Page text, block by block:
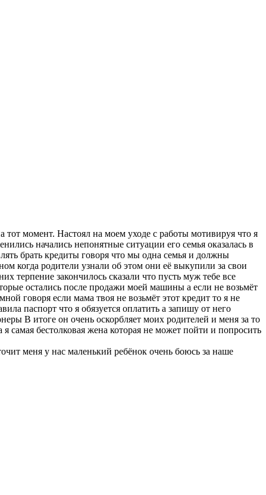
момент. Настоял на моем уходе с работы мотивируя что я
начались непонятные ситуации его семья оказалась в
брать кредиты говоря что мы одна семья и должны
когда родители узнали об этом они её выкупили за свои
терпение закончилось сказали что пусть муж тебе все
остались после продажи моей машины а если не возьмёт
говоря если мама твоя не возьмёт этот кредит то я не
паспорт что я обязуется оплатить а запишу от него
В итоге он очень оскорбляет моих родителей и меня за то
бестолковая жена которая не может пойти и попросить
меня у нас маленький ребёнок очень боюсь за наше